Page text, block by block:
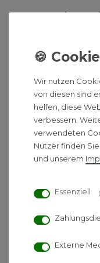
Kostenbeispiel
m² Haus
Gesamtkosten
Effektive
Förderung
Stromkosten
senken
Wir nutzen
von diesen sind
helfen, diese
verbessern.
verwendeten
Nutzer finden
und unserem
Essenziell
Externe